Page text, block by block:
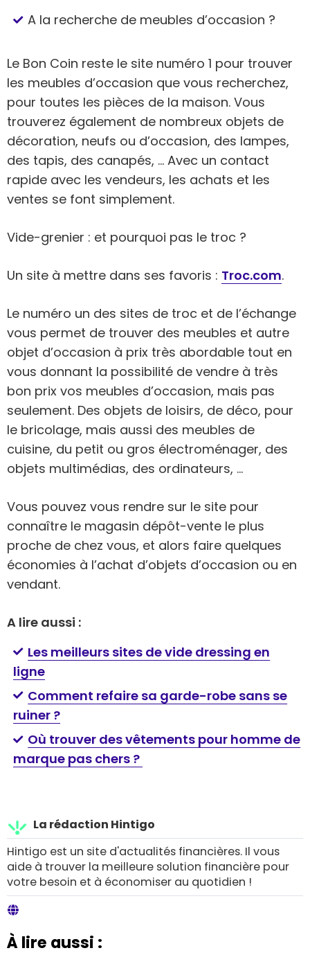
A la recherche de meubles d’occasion ?
Le Bon Coin reste le site numéro 1 pour trouver
les meubles d’occasion que vous recherchez,
pour toutes les pièces de la maison. Vous
trouverez également de nombreux objets de
décoration, neufs ou d’occasion, des lampes,
des tapis, des canapés, … Avec un contact
rapide avec les vendeurs, les achats et les
ventes se font simplement.
Vide-grenier : et pourquoi pas le troc ?
Un site à mettre dans ses favoris : Troc.com.
Le numéro un des sites de troc et de l’échange
vous permet de trouver des meubles et autre
objet d’occasion à prix très abordable tout en
vous donnant la possibilité de vendre à très
bon prix vos meubles d’occasion, mais pas
seulement. Des objets de loisirs, de déco, pour
le bricolage, mais aussi des meubles de
cuisine, du petit ou gros électroménager, des
objets multimédias, des ordinateurs, …
Vous pouvez vous rendre sur le site pour
connaître le magasin dépôt-vente le plus
proche de chez vous, et alors faire quelques
économies à l’achat d’objets d’occasion ou en
vendant.
A lire aussi :
Les meilleurs sites de vide dressing en
ligne
Comment refaire sa garde-robe sans se
ruiner ?
Où trouver des vêtements pour homme de
marque pas chers ?
La rédaction Hintigo
Hintigo est un site d'actualités financières. Il vous
aide à trouver la meilleure solution financière pour
votre besoin et à économiser au quotidien !
À lire aussi :